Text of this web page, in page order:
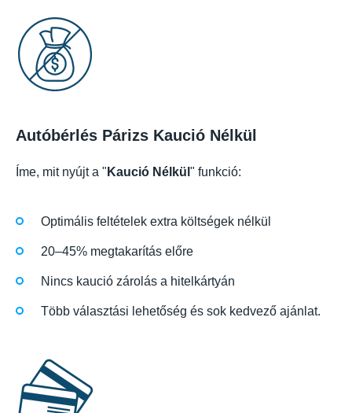
Autóbérlés Párizs Kaució Nélkül
Íme, mit nyújt a " Kaució Nélkül " funkció:
Optimális feltételek extra költségek nélkül
20–45% megtakarítás előre
Nincs kaució zárolás a hitelkártyán
Több választási lehetőség és sok kedvező ajánlat.